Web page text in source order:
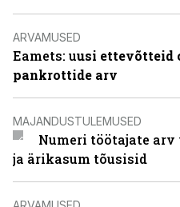
ARVAMUSED
Eamets: uusi ettevõtteid
pankrottide arv
MAJANDUSTULEMUSED
Numeri töötajate
ja ärikasum tõusisid